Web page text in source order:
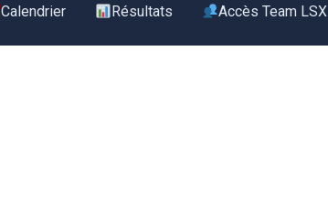
Calendrier Résultats Accès Team LSX